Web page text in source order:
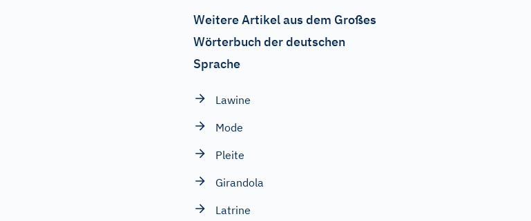
Weitere Artikel aus dem Großes
Wörterbuch der deutschen
Sprache
Lawine
Mode
Pleite
Girandola
Latrine